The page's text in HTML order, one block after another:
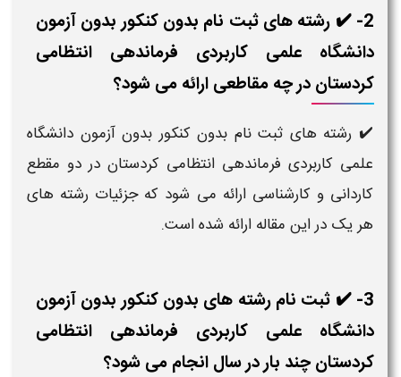
2- ✔️ رشته های ثبت نام بدون کنکور بدون آزمون
دانشگاه علمی کاربردی فرماندهی انتظامی
کردستان در چه مقاطعی ارائه می شود؟
✔️ رشته های ثبت نام بدون کنکور بدون آزمون دانشگاه
علمی کاربردی فرماندهی انتظامی کردستان در دو مقطع
کاردانی و کارشناسی ارائه می شود که جزئیات رشته های
هر یک در این مقاله ارائه شده است.
3- ✔️ ثبت نام رشته های بدون کنکور بدون آزمون
دانشگاه علمی کاربردی فرماندهی انتظامی
کردستان چند بار در سال انجام می شود؟